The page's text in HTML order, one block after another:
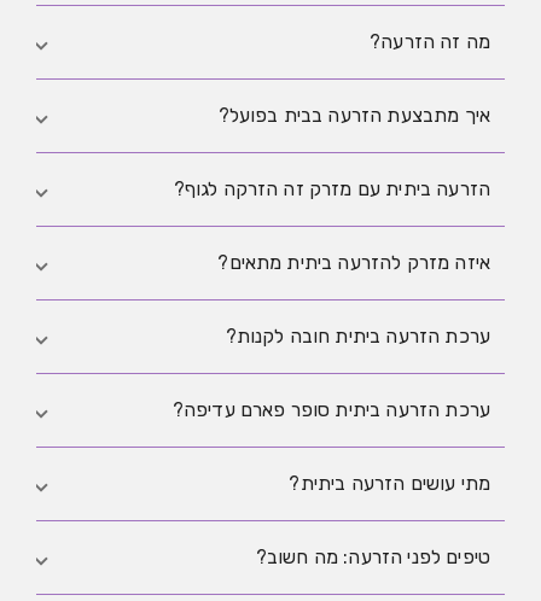
שומרים על היגיינה, משתמשים בציוד חד־פעמי מתאים,
מה זה הזרעה?
הזרעה היא החדרה של זרע לדרכי הרבייה במטרה להשיג
איך מתבצעת הזרעה בבית בפועל?
אוספים דגימה בכלי נקי, מעבירים למזרק ללא מחט
שמירה על היגיינה ותיעוד.
הזרעה ביתית עם מזרק זה הזרקה לגוף?
לא. מדובר בהחדרה עדינה לנרתיק בלבד, לא בהזרקה
איזה מזרק להזרעה ביתית מתאים?
מזרק חד־פעמי ללא מחט, שנוח לשלוט בו בעדינות.
ערכת הזרעה ביתית חובה לקנות?
לא בהכרח. אפשר לעבוד עם ציוד בסיסי נקי וחד־פעמי.
ערכת הזרעה ביתית סופר פארם עדיפה?
המותג פחות חשוב. החשוב הוא התאמה, היגיינה ואיכות
מתי עושים הזרעה ביתית?
בחלון הפוריות סביב הביוץ, לפי בדיקות ביוץ וסימנים אישיים.
טיפים לפני הזרעה: מה חשוב?